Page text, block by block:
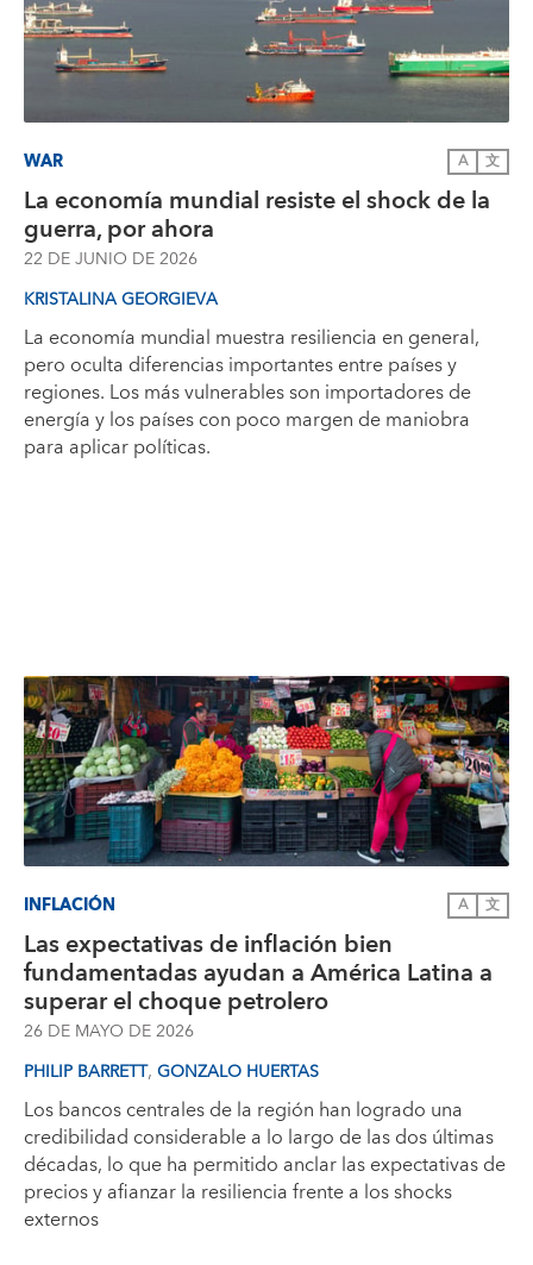
WAR A 文
La economía mundial resiste el shock de la
guerra, por ahora
22 DE JUNIO DE 2026
KRISTALINA GEORGIEVA
La economía mundial muestra resiliencia en general,
pero oculta diferencias importantes entre países y
regiones. Los más vulnerables son importadores de
energía y los países con poco margen de maniobra
para aplicar políticas.
INFLACIÓN A 文
Las expectativas de inflación bien
fundamentadas ayudan a América Latina a
superar el choque petrolero
26 DE MAYO DE 2026
PHILIP BARRETT, GONZALO HUERTAS
Los bancos centrales de la región han logrado una
credibilidad considerable a lo largo de las dos últimas
décadas, lo que ha permitido anclar las expectativas de
precios y afianzar la resiliencia frente a los shocks
externos